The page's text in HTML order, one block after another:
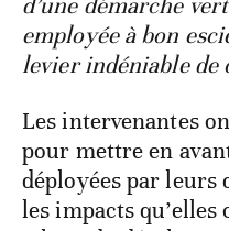
d’une démarche
employée à bon
levier indéniable de
Les intervenantes
pour mettre en
déployées par
les impacts